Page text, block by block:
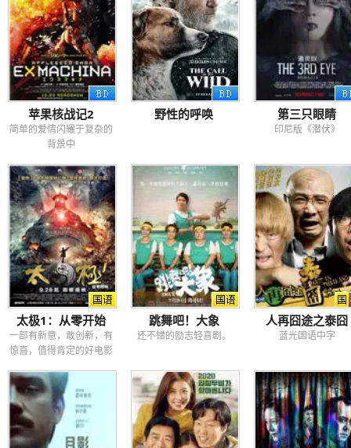
苹果核战记2
简单的爱情闪耀于复杂的
背景中
野性的呼唤 第三只眼睛
印尼版《潜伏》
太极1：从零开始
一部有新意，敢创新，有
惊喜，值得肯定的好电影
跳舞吧！大象
还不错的励志轻喜剧。
人再囧途之泰囧
蓝光国语中字